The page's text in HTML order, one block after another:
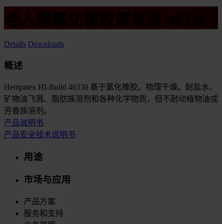
老人牌氯化橡胶厚浆漆 46330
Details Downloads
概述
Hempatex HI-Build 46330 基于氯化橡胶。物理干燥。耐盐水，
矿物油飞溅、脂肪族溶剂和各种化学物质，但不耐动植物油或
芳香族溶剂。
产品说明书
产品安全技术说明书
用途
市场与应用
产品方案
服务和支持